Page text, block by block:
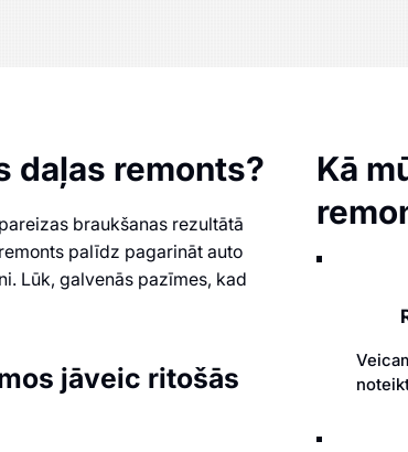
daļas remonts?
braukšanas rezultātā
palīdz pagarināt auto
Lūk, galvenās pazīmes, kad
jāveic ritošās
Kā